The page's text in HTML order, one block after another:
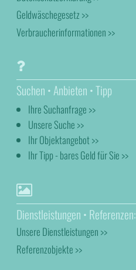
Geldwäschegesetz >>
Verbraucherinformationen >>
Suchen • Anbieten • Tipp
Ihre Suchanfrage >>
Unsere Suche >>
Ihr Objektangebot >>
Ihr Tipp - bares Geld für Sie >>
Dienstleistungen • Referenzen:
Unsere Dienstleistungen >>
Referenzobjekte >>